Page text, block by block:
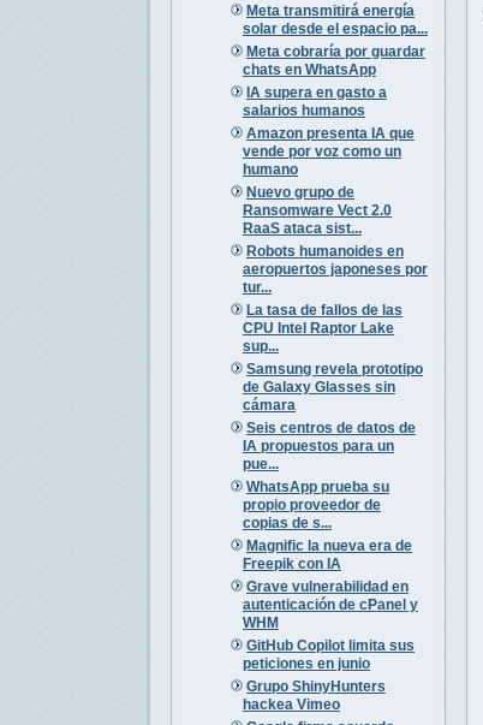
Meta transmitirá energía
solar desde el espacio pa...
Meta cobraría por guardar
chats en WhatsApp
IA supera en gasto a
salarios humanos
Amazon presenta IA que
vende por voz como un
humano
Nuevo grupo de
Ransomware Vect 2.0
RaaS ataca sist...
Robots humanoides en
aeropuertos japoneses por
tur...
La tasa de fallos de las
CPU Intel Raptor Lake
sup...
Samsung revela prototipo
de Galaxy Glasses sin
cámara
Seis centros de datos de
IA propuestos para un
pue...
WhatsApp prueba su
propio proveedor de
copias de s...
Magnific la nueva era de
Freepik con IA
Grave vulnerabilidad en
autenticación de cPanel y
WHM
GitHub Copilot limita sus
peticiones en junio
Grupo ShinyHunters
hackea Vimeo